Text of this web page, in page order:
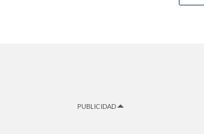
PUBLICIDAD